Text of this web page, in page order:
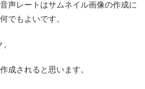
声レートはサムネイル画像の作成に
でもよいです。
成されると思います。